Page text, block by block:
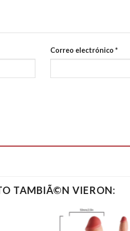
Correo electrónico *
TAMBIÃ©N VIERON: